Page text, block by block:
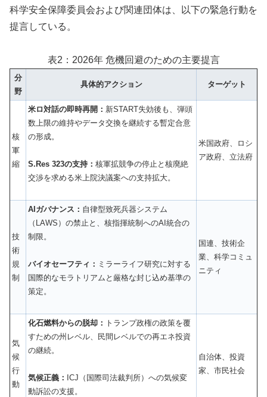
科学安全保障委員会および関連団体は、以下の緊急行動を
提言している。
表2：2026年 危機回避のための主要提言
分
野
具体的アクション ターゲット
核
軍
縮
米ロ対話の即時再開： 新START失効後も、弾頭
数上限の維持やデータ交換を継続する暫定合意
の形成。
S.Res 323の支持： 核軍拡競争の停止と核廃絶
交渉を求める米上院決議案への支持拡大。
米国政府、ロシ
ア政府、立法府
技
術
規
制
AIガバナンス： 自律型致死兵器システム
（LAWS）の禁止と、核指揮統制へのAI統合の
制限。
バイオセーフティ： ミラーライフ研究に対する
国際的なモラトリアムと厳格な封じ込め基準の
策定。
国連、技術企
業、科学コミュ
ニティ
気
候
行
動
化石燃料からの脱却： トランプ政権の政策を覆
すための州レベル、民間レベルでの再エネ投資
の継続。
気候正義： ICJ（国際司法裁判所）への気候変
動訴訟の支援。
自治体、投資
家、市民社会